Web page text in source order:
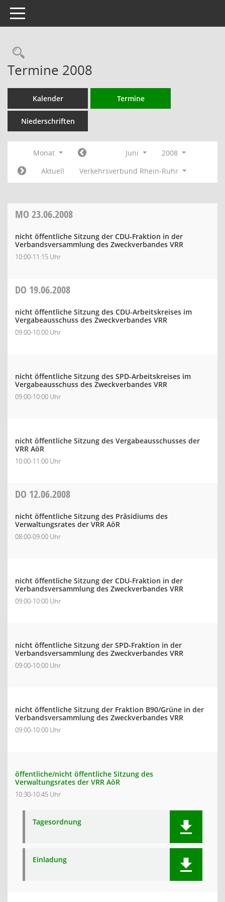
Toggle navigation
Rechercheauswahl
Termine 2008
Kalender Termine
Niederschriften
Monat Juni
2008
Aktuell
Verkehrsverbund Rhein-Ruhr
MO 23.06.2008
nicht öffentliche Sitzung der CDU-Fraktion in der
Verbandsversammlung des Zweckverbandes VRR
10:00-11:15 Uhr
DO 19.06.2008
nicht öffentliche Sitzung des CDU-Arbeitskreises im
Vergabeausschuss des Zweckverbandes VRR
09:00-10:00 Uhr
nicht öffentliche Sitzung des SPD-Arbeitskreises im
Vergabeausschuss des Zweckverbandes VRR
09:00-10:00 Uhr
nicht öffentliche Sitzung des Vergabeausschusses der
VRR AöR
10:00-11:00 Uhr
DO 12.06.2008
nicht öffentliche Sitzung des Präsidiums des
Verwaltungsrates der VRR AöR
08:00-09:00 Uhr
nicht öffentliche Sitzung der CDU-Fraktion in der
Verbandsversammlung des Zweckverbandes VRR
09:00-10:00 Uhr
nicht öffentliche Sitzung der SPD-Fraktion in der
Verbandsversammlung des Zweckverbandes VRR
09:00-10:00 Uhr
nicht öffentliche Sitzung der Fraktion B90/Grüne in der
Verbandsversammlung des Zweckverbandes VRR
09:00-10:00 Uhr
öffentliche/nicht öffentliche Sitzung des
Verwaltungsrates der VRR AöR
10:30-10:45 Uhr
Tagesordnung
Einladung